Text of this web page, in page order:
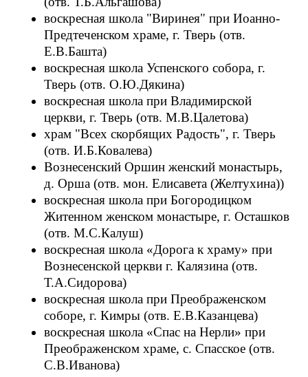
воскресная школа "Виринея" при Иоанно-
Предтеченском храме, г. Тверь (отв.
Е.В.Башта)
воскресная школа Успенского собора, г.
Тверь (отв. О.Ю.Дякина)
воскресная школа при Владимирской
церкви, г. Тверь (отв. М.В.Цалетова)
храм "Всех скорбящих Радость", г. Тверь
(отв. И.Б.Ковалева)
Вознесенский Оршин женский монастырь,
д. Орша (отв. мон. Елисавета (Желтухина))
воскресная школа при Богородицком
Житенном женском монастыре, г. Осташков
(отв. М.С.Калуш)
воскресная школа «Дорога к храму» при
Вознесенской церкви г. Калязина (отв.
Т.А.Сидорова)
воскресная школа при Преображенском
соборе, г. Кимры (отв. Е.В.Казанцева)
воскресная школа «Спас на Нерли» при
Преображенском храме, с. Спасское (отв.
С.В.Иванова)